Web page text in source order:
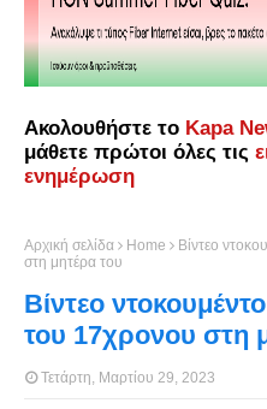
Ακολουθήστε το Kapa
μάθετε πρώτοι όλες τις
ενημέρωση
Αρχική σελίδα Home
Βίντεο
στη μητέρα του
Βίντεο
του 17χρονου στη
Τετάρτη, Μαρτίου 29, 2023